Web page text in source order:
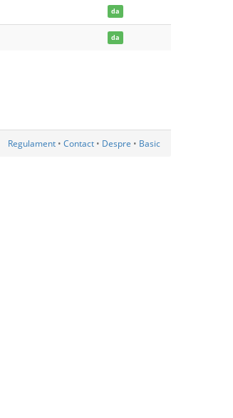
da
da
Regulament • Contact • Despre • Basic